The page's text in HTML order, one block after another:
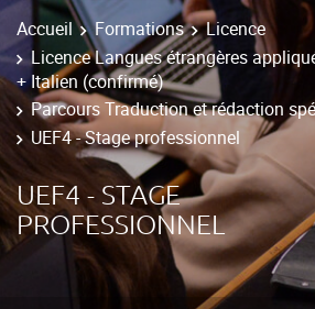
Accueil Formations
Licence
Licence Langues étrangères
+ Italien (confirmé)
Parcours Traduction et rédaction
UEF4 - Stage professionnel
UEF4 - STAGE
PROFESSIONNEL